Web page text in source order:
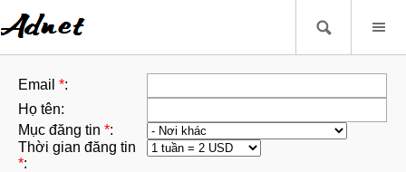
Email *:
Họ tên:
Mục đăng tin *:
Thời gian đăng tin
*: